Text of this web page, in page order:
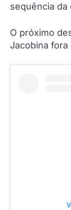
sequência da
O próximo
Jacobina fora